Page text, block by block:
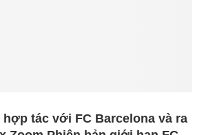
hợp tác với FC Barcelona và ra